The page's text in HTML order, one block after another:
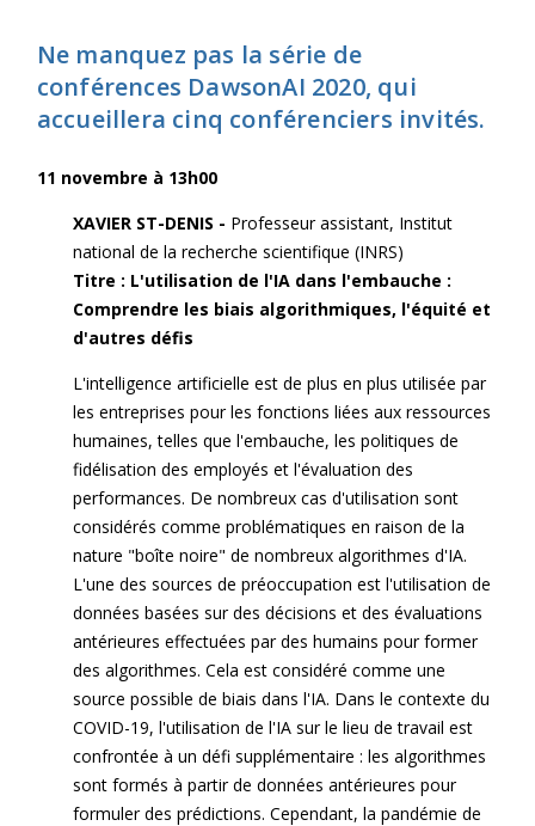
Ne manquez pas la série de
conférences DawsonAI 2020, qui
accueillera cinq conférenciers invités.
11 novembre à 13h00
XAVIER ST-DENIS - Professeur assistant, Institut
national de la recherche scientifique (INRS)
Titre : L'utilisation de l'IA dans l'embauche :
Comprendre les biais algorithmiques, l'équité et
d'autres défis
L'intelligence artificielle est de plus en plus utilisée par
les entreprises pour les fonctions liées aux ressources
humaines, telles que l'embauche, les politiques de
fidélisation des employés et l'évaluation des
performances. De nombreux cas d'utilisation sont
considérés comme problématiques en raison de la
nature "boîte noire" de nombreux algorithmes d'IA.
L'une des sources de préoccupation est l'utilisation de
données basées sur des décisions et des évaluations
antérieures effectuées par des humains pour former
des algorithmes. Cela est considéré comme une
source possible de biais dans l'IA. Dans le contexte du
COVID-19, l'utilisation de l'IA sur le lieu de travail est
confrontée à un défi supplémentaire : les algorithmes
sont formés à partir de données antérieures pour
formuler des prédictions. Cependant, la pandémie de